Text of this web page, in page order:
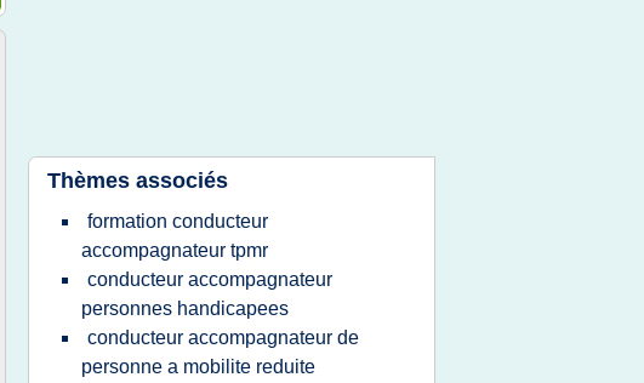
Thèmes associés
formation conducteur
accompagnateur tpmr
conducteur accompagnateur
personnes handicapees
conducteur accompagnateur de
personne a mobilite reduite